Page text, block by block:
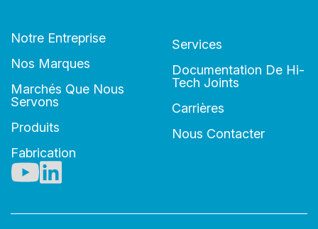
Notre Entreprise
Nos Marques
Marchés Que Nous
Servons
Produits
Fabrication
Services
Documentation De Hi-
Tech Joints
Carrières
Nous Contacter